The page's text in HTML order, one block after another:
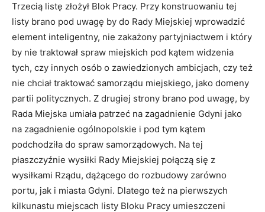
Trzecią listę złożył Blok Pracy. Przy konstruowaniu tej
listy brano pod uwagę by do Rady Miejskiej wprowadzić
element inteligentny, nie zakażony partyjniactwem i który
by nie traktował spraw miejskich pod kątem widzenia
tych, czy innych osób o zawiedzionych ambicjach, czy też
nie chciał traktować samorządu miejskiego, jako domeny
partii politycznych. Z drugiej strony brano pod uwagę, by
Rada Miejska umiała patrzeć na zagadnienie Gdyni jako
na zagadnienie ogólnopolskie i pod tym kątem
podchodziła do spraw samorządowych. Na tej
płaszczyźnie wysiłki Rady Miejskiej połączą się z
wysiłkami Rządu, dążącego do rozbudowy zarówno
portu, jak i miasta Gdyni. Dlatego też na pierwszych
kilkunastu miejscach listy Bloku Pracy umieszczeni